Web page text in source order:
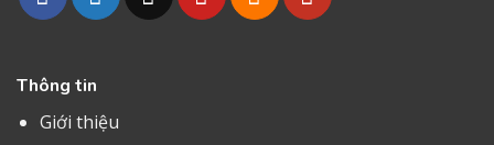
Thông tin
Giới thiệu